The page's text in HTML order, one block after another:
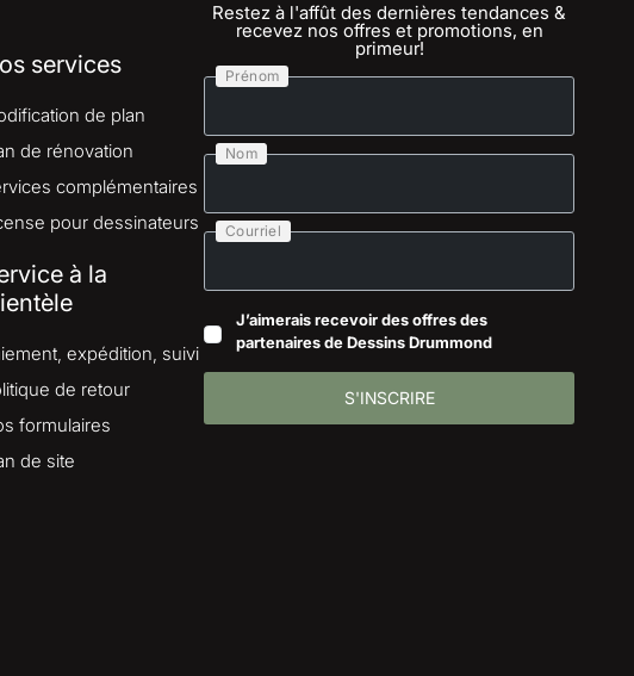
services
de plan
de rénovation
complémentaires
pour dessinateurs
à la
expédition, suivi
de retour
formulaires
de site
Restez à l'affût des dernières tendances &
recevez nos offres et promotions, en
primeur!
Prénom
Nom
Courriel
J’aimerais recevoir des offres des
partenaires de Dessins Drummond
S'INSCRIRE